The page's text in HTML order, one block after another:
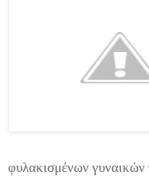
φυλακισμένων